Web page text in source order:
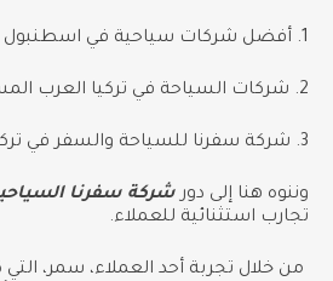
1. أفضل شركات سياحية في اسطنبول
2. شركات السياحة في تركيا العرب المسافرون
3. شركة سفرنا للسياحة والسفر في تركيا
وننوه هنا إلى دورشركة سفرنا
تجارب استثنائية للعملاء.
من خلال تجربة أحد العملاء، سمر،